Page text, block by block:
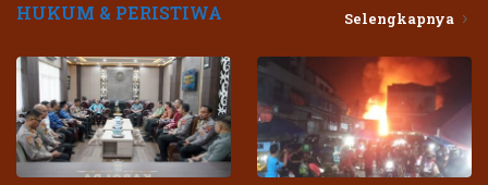
HUKUM & PERISTIWA Selengkapnya